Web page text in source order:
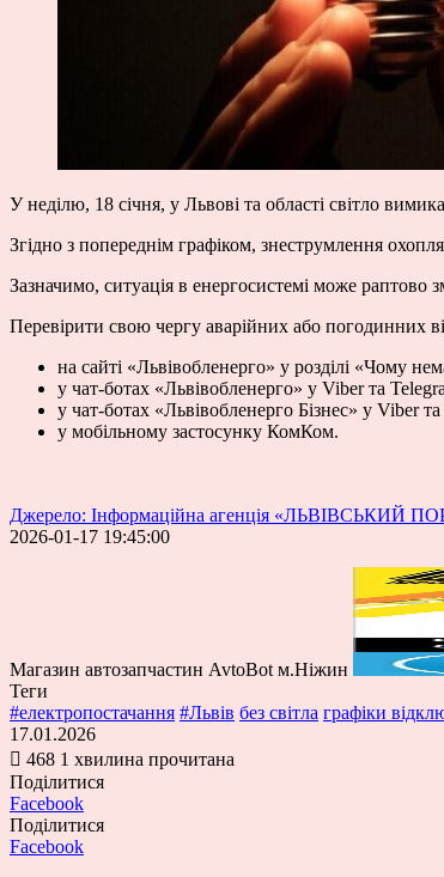
У неділю, 18 січня, у Львові та області світло
Згідно з попереднім графіком, знеструмлення
Зазначимо, ситуація в енергосистемі може раптово
Перевірити свою чергу аварійних або погодинних
на сайті «Львівобленерго» у розділі «Чому
у чат-ботах «Львівобленерго» у Viber та
у чат-ботах «Львівобленерго Бізнес» у Viber
у мобільному застосунку КомКом.
Джерело: Інформаційна агенція «ЛЬВІВСЬКИЙ
2026-01-17 19:45:00
Магазин автозапчастин AvtoBot м.Ніжин
Теги
#електропостачання #Львів без світла графіки
17.01.2026
468 1 хвилина прочитана
Поділитися
Facebook
Поділитися
Facebook